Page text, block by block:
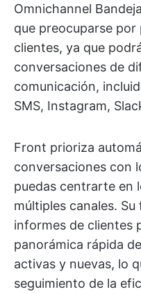
Omnichannel
que preocuparse por
clientes, ya que
conversaciones de
comunicación,
SMS, Instagram,
Front prioriza
conversaciones con
puedas centrarte en
múltiples canales.
informes de clientes
panorámica rápida
activas y nuevas, lo
seguimiento de la